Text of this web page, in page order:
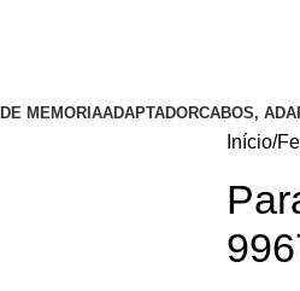
MEMORIAADAPTADORCABOS,
Início